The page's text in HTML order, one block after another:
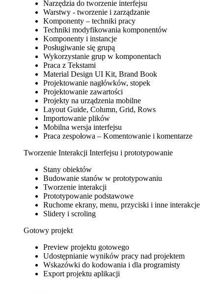
Narzędzia do tworzenie interfejsu
Warstwy - tworzenie i zarządzanie
Komponenty – techniki pracy
Techniki modyfikowania komponentów
Komponenty i instancje
Posługiwanie się grupą
Wykorzystanie grup w komponentach
Praca z Tekstami
Material Design UI Kit, Brand Book
Projektowanie nagłówków, stopek
Projektowanie zawartości
Projekty na urządzenia mobilne
Layout Guide, Column, Grid, Rows
Importowanie plików
Mobilna wersja interfejsu
Praca zespołowa – Komentowanie i komentarze
Tworzenie Interakcji Interfejsu i prototypowanie
Stany obiektów
Budowanie stanów w prototypowaniu
Tworzenie interakcji
Prototypowanie podstawowe
Ruchome ekrany, menu, przyciski i inne interakcje
Slidery i scroling
Gotowy projekt
Preview projektu gotowego
Udostępnianie wyników pracy nad projektem
Wskazówki do kodowania i dla programisty
Export projektu aplikacji